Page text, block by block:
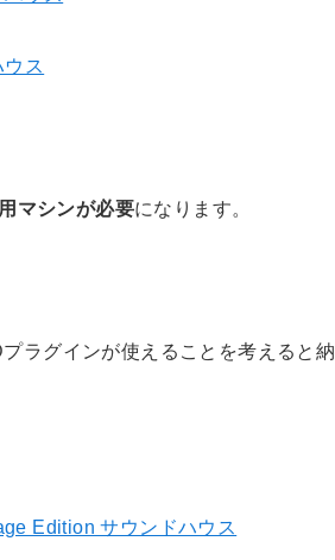
ス
マシンが必要になります。
ラグインが使えることを考えると納